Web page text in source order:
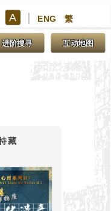
A ENG 繁
进阶搜寻 互动地图
藏